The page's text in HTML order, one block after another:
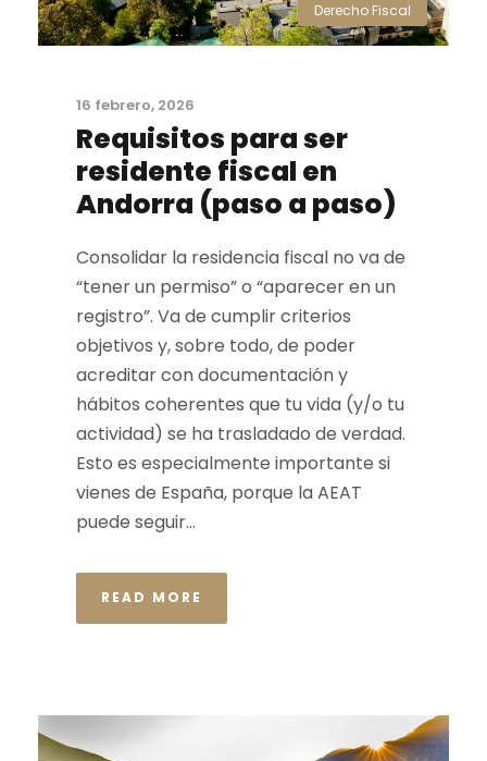
Derecho Fiscal
16 febrero, 2026
Requisitos para ser
residente fiscal en
Andorra (paso a paso)
Consolidar la residencia fiscal no va de
“tener un permiso” o “aparecer en un
registro”. Va de cumplir criterios
objetivos y, sobre todo, de poder
acreditar con documentación y
hábitos coherentes que tu vida (y/o tu
actividad) se ha trasladado de verdad.
Esto es especialmente importante si
vienes de España, porque la AEAT
puede seguir...
READ MORE